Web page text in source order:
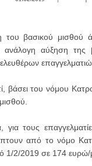
βασικού μισθού
ανάλογη αύξηση
βάσει του νόμου
για τους
από το νόμο
1/2/2019 σε 174 ευρώ/